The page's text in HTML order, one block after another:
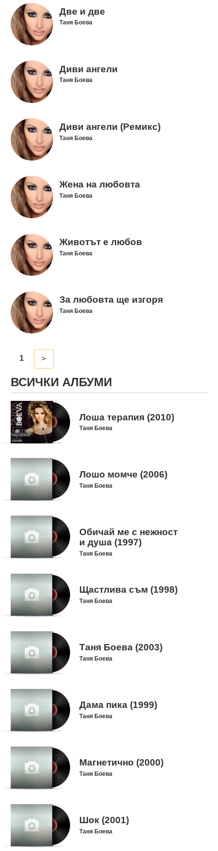
Две и две
Таня Боева
Диви ангели
Таня Боева
Диви ангели (Ремикс)
Таня Боева
Жена на любовта
Таня Боева
Животът е любов
Таня Боева
За любовта ще изгоря
Таня Боева
1 >
ВСИЧКИ АЛБУМИ
Лоша терапия (2010)
Таня Боева
Лошо момче (2006)
Таня Боева
Обичай ме с нежност
и душа (1997)
Таня Боева
Щастлива съм (1998)
Таня Боева
Таня Боева (2003)
Таня Боева
Дама пика (1999)
Таня Боева
Магнетично (2000)
Таня Боева
Шок (2001)
Таня Боева